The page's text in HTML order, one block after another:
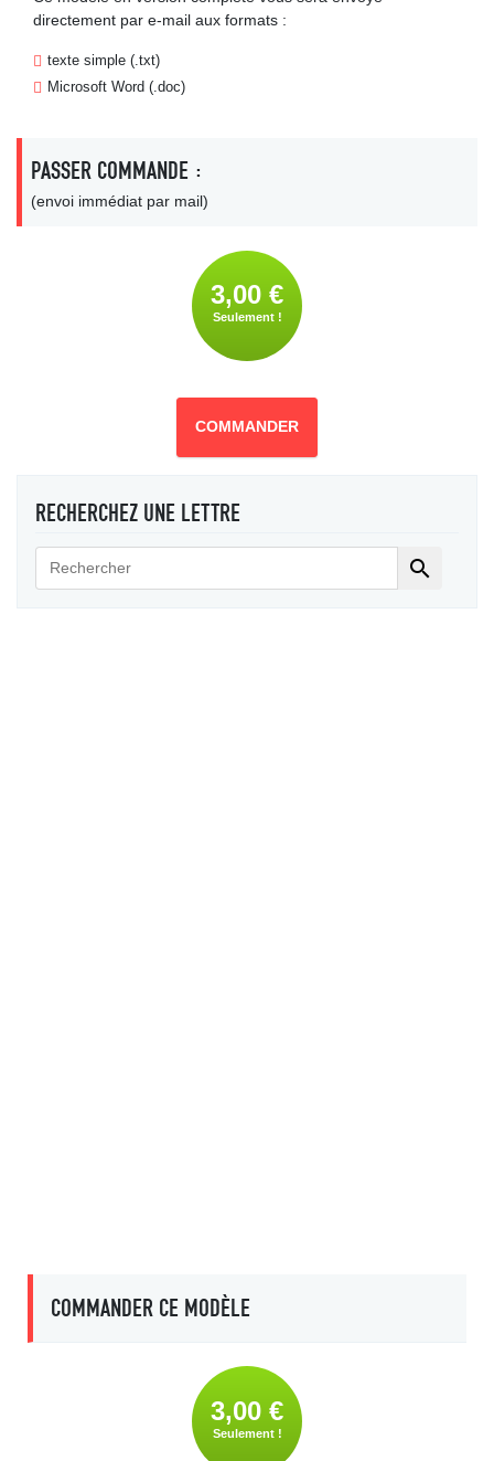
directement par e-mail aux formats :
texte simple (.txt)
Microsoft Word (.doc)
PASSER COMMANDE :
(envoi immédiat par mail)
3,00 €
Seulement !
COMMANDER
RECHERCHEZ UNE LETTRE

COMMANDER CE MODÈLE
3,00 €
Seulement !